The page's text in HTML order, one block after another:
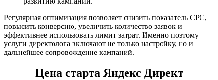
Регулярная оптимизация позволяет снизить показатель CPC,
повысить конверсию, увеличить количество заявок и
эффективнее использовать лимит затрат. Именно поэтому
услуги директолога включают не только настройку, но и
дальнейшее сопровождение кампаний.
Цена старта Яндекс Директ